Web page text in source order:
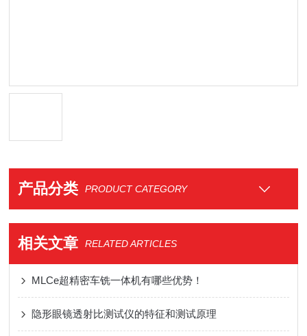
产品分类 PRODUCT CATEGORY
相关文章 RELATED ARTICLES
MLCe超精密车铣一体机有哪些优势！
隐形眼镜透射比测试仪的特征和测试原理